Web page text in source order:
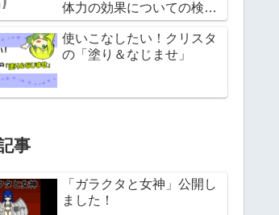
体力の効果についての検
証・考察【Ver1.0.2】
使いこなしたい！クリスタ
の「塗り＆なじませ」
事
「ガラクタと女神」公開し
ました！